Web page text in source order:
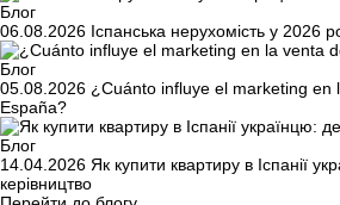
Блог
06.08.2026 Іспанська нерухомість у 2026
Блог
05.08.2026 ¿Cuánto influye el marketing en
España?
Блог
14.04.2026 Як купити квартиру в Іспанії
керівництво